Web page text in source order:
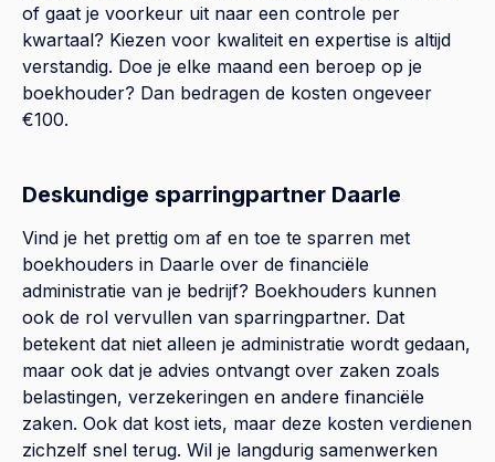
of gaat je voorkeur uit naar een controle per
kwartaal? Kiezen voor kwaliteit en expertise is altijd
verstandig. Doe je elke maand een beroep op je
boekhouder? Dan bedragen de kosten ongeveer
€100.
Deskundige sparringpartner Daarle
Vind je het prettig om af en toe te sparren met
boekhouders in Daarle over de financiële
administratie van je bedrijf? Boekhouders kunnen
ook de rol vervullen van sparringpartner. Dat
betekent dat niet alleen je administratie wordt gedaan,
maar ook dat je advies ontvangt over zaken zoals
belastingen, verzekeringen en andere financiële
zaken. Ook dat kost iets, maar deze kosten verdienen
zichzelf snel terug. Wil je langdurig samenwerken